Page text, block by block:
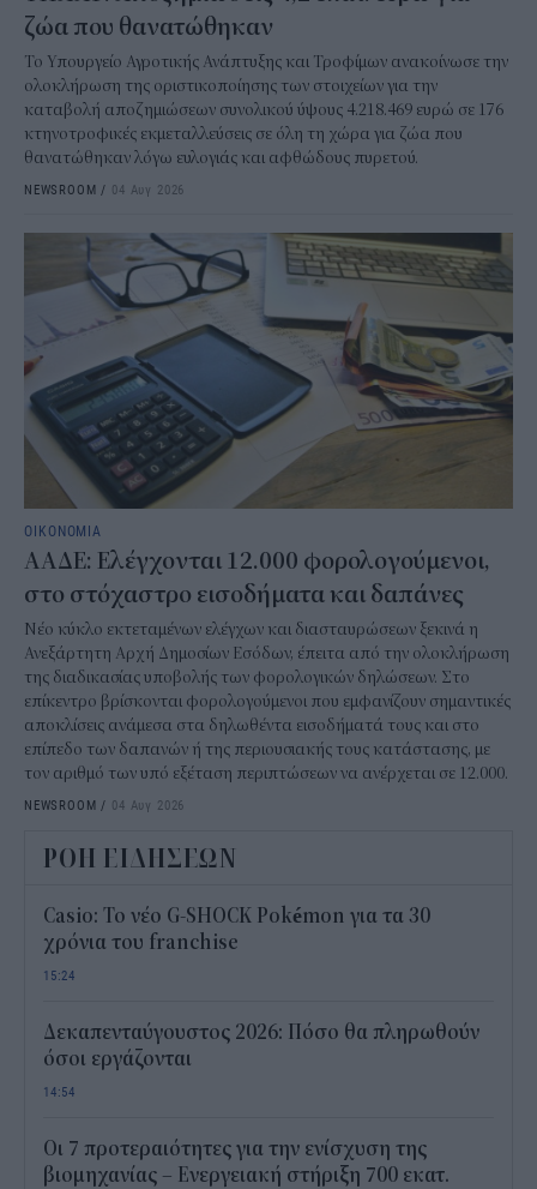
ζώα που θανατώθηκαν
Το Υπουργείο Αγροτικής Ανάπτυξης και Τροφίμων ανακοίνωσε την
ολοκλήρωση της οριστικοποίησης των στοιχείων για την
καταβολή αποζημιώσεων συνολικού ύψους 4.218.469 ευρώ σε 176
κτηνοτροφικές εκμεταλλεύσεις σε όλη τη χώρα για ζώα που
θανατώθηκαν λόγω ευλογιάς και αφθώδους πυρετού.
NEWSROOM / 04 Αυγ 2026
ΟΙΚΟΝΟΜΙΑ
ΑΑΔΕ: Ελέγχονται 12.000 φορολογούμενοι,
στο στόχαστρο εισοδήματα και δαπάνες
Νέο κύκλο εκτεταμένων ελέγχων και διασταυρώσεων ξεκινά η
Ανεξάρτητη Αρχή Δημοσίων Εσόδων, έπειτα από την ολοκλήρωση
της διαδικασίας υποβολής των φορολογικών δηλώσεων. Στο
επίκεντρο βρίσκονται φορολογούμενοι που εμφανίζουν σημαντικές
αποκλίσεις ανάμεσα στα δηλωθέντα εισοδήματά τους και στο
επίπεδο των δαπανών ή της περιουσιακής τους κατάστασης, με
τον αριθμό των υπό εξέταση περιπτώσεων να ανέρχεται σε 12.000.
NEWSROOM / 04 Αυγ 2026
ΡΟΗ ΕΙΔΗΣΕΩΝ
Casio: Το νέο G-SHOCK Pokémon για τα 30
χρόνια του franchise
15:24
Δεκαπενταύγουστος 2026: Πόσο θα πληρωθούν
όσοι εργάζονται
14:54
Οι 7 προτεραιότητες για την ενίσχυση της
βιομηχανίας – Ενεργειακή στήριξη 700 εκατ.